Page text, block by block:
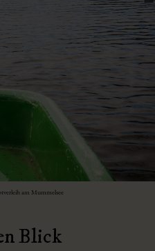
am Mummelsee
Blick